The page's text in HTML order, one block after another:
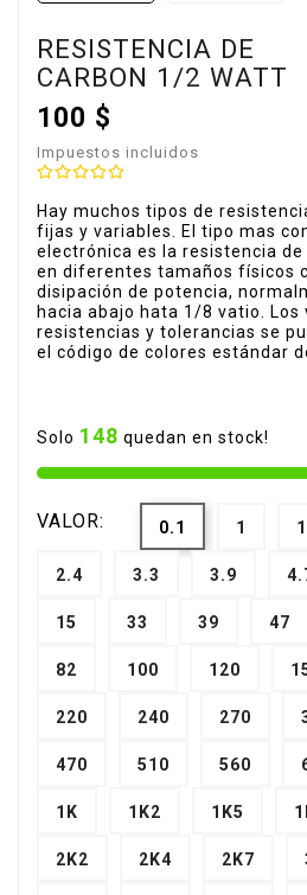
RESISTENCIA DE
CARBON 1/2 WATT
100 $
Impuestos incluidos
Hay muchos tipos de
fijas y variables. El tipo mas
electrónica es la resistencia
en diferentes tamaños físicos
disipación de potencia,
hacia abajo hata 1/8 vatio. Los
resistencias y tolerancias se
el código de colores estándar
Solo 148 quedan en stock!
VALOR: 0.1 1
2.4 3.3 3.9
15 33 39 47
82 100 120
220 240 270
470 510 560
1K 1K2 1K5
2K2 2K4 2K7